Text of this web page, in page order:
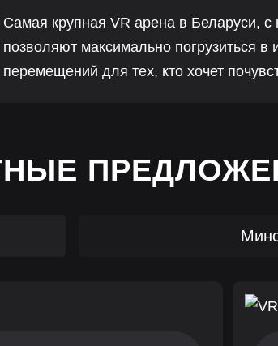
Самая крупная VR арена в Беларуси,
позволяют максимально погрузиться
перемещений для тех, кто хочет